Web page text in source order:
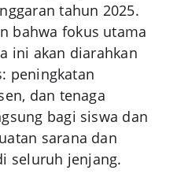
tahun 2025.
bahwa fokus utama
ini akan diarahkan
peningkatan
dan tenaga
bagi siswa dan
sarana dan
seluruh jenjang.